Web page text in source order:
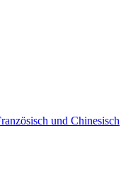
und Chinesisch